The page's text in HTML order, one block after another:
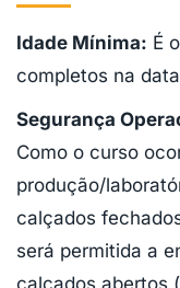
Idade Mínima: É
completos na
Segurança
Como o curso
produção/
calçados
será permitida a
calçados abertos